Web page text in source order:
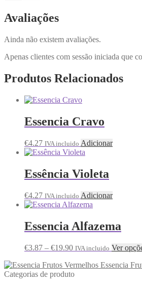
Avaliações
Ainda não existem avaliações.
Apenas clientes com sessão iniciada que
Produtos Relacionados
Essencia Cravo
€4.27 IVA incluido Adicionar
Essência Violeta
€4.27 IVA incluido Adicionar
Essencia Alfazema
€3.87 – €19.90 IVA incluido Ver
Essencia
Categorias de produto